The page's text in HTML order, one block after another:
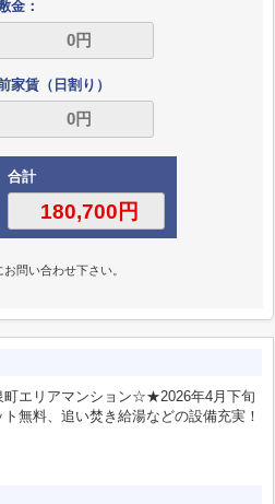
金：
家賃（日割り）
合計
問い合わせ下さい。
エリアマンション☆★2026年4月下旬
無料、追い焚き給湯などの設備充実！